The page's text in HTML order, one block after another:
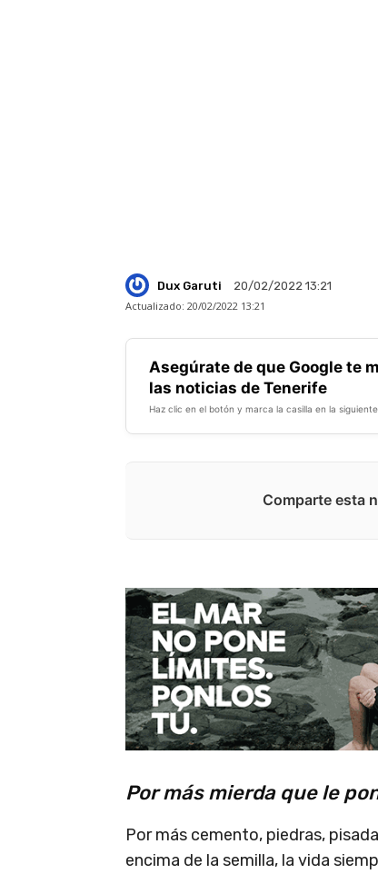
Dux Garuti
20/02/2022 13:21
Actualizado: 20/02/2022 13:21
Asegúrate de que Google te
las noticias de Tenerife
Haz clic en el botón y marca la casilla en la
Comparte esta
Por más mierda que le
Por más cemento, piedras,
encima de la semilla, la vida